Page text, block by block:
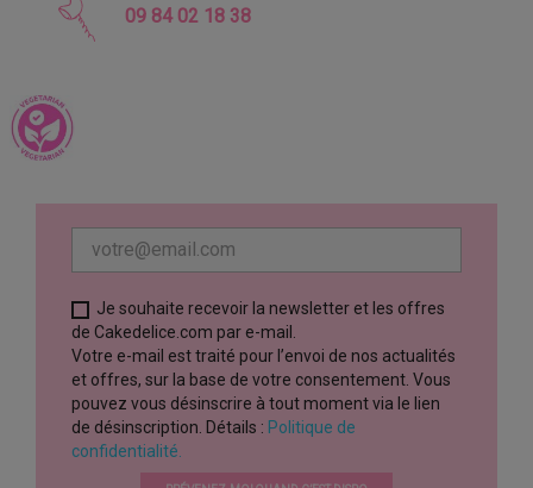
09 84 02 18 38
Je souhaite recevoir la newsletter et les offres
de Cakedelice.com par e-mail.
Votre e-mail est traité pour l’envoi de nos actualités
et offres, sur la base de votre consentement. Vous
pouvez vous désinscrire à tout moment via le lien
de désinscription. Détails : Politique de
confidentialité.